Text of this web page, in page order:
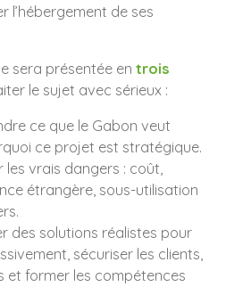
l’hébergement de ses
sera présentée en trois
le sujet avec sérieux :
ce que le Gabon veut
ce projet est stratégique.
les vrais dangers : coût,
étrangère, sous-utilisation
des solutions réalistes pour
sécuriser les clients,
et former les compétences